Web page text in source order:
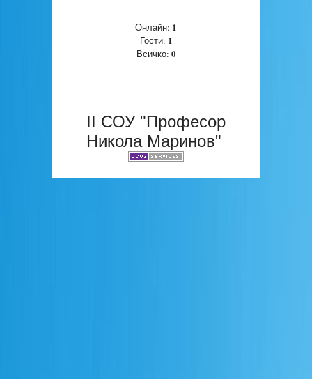
Онлайн: 1
Гости: 1
Всичко: 0
II СОУ "Професор
Никола Маринов"